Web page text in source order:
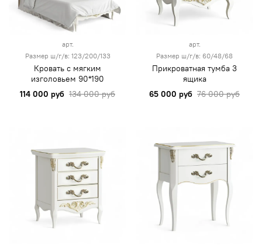
арт.
Размер ш/г/в: 123/200/133
Кровать с мягким
изголовьем 90*190
114 000 руб 134 000 руб
арт.
Размер ш/г/в: 60/48/68
Прикроватная тумба 3
ящика
65 000 руб 76 000 руб